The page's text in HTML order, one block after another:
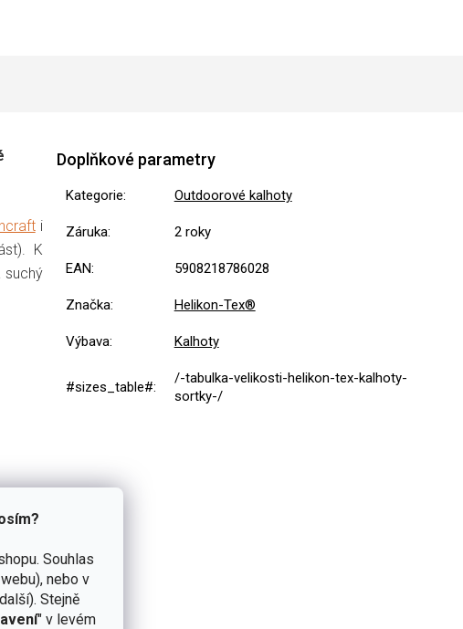
Souhlas
nebo v
Stejně
" v levém
i
K
suchý
Doplňkové parametry
Kategorie: Outdoorové kalhoty
Záruka: 2 roky
EAN: 5908218786028
Značka: Helikon-Tex®
Výbava: Kalhoty
#sizes_table#:
/-tabulka-velikosti-helikon-tex-kalhoty-
sortky-/